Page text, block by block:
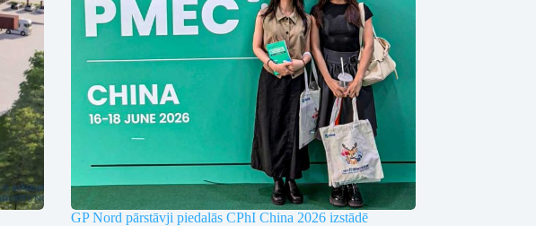
GP Nord pārstāvji piedalās CPhI China 2026 izstādē